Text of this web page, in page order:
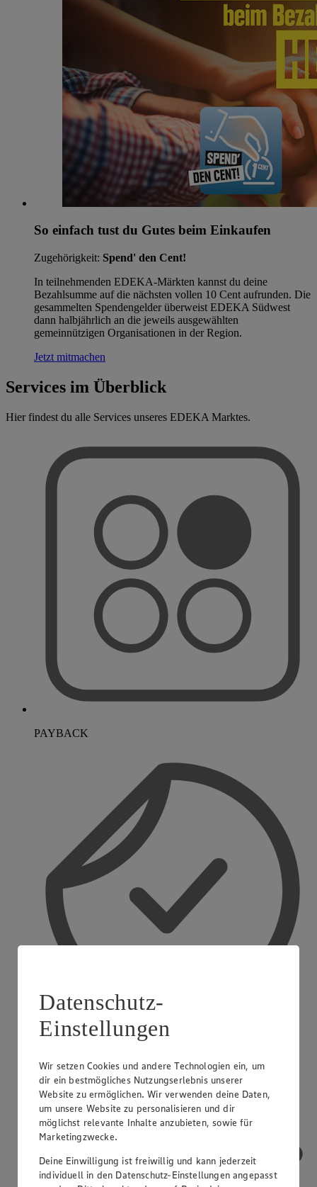
So einfach tust du Gutes beim Einkaufen
Zugehörigkeit: Spend' den Cent!
In teilnehmenden EDEKA-Märkten kannst du deine
Bezahlsumme auf die nächsten vollen 10 Cent aufrunden. Die
gesammelten Spendengelder überweist EDEKA Südwest
dann halbjährlich an die jeweils ausgewählten
gemeinnützigen Organisationen in der Region.
Jetzt mitmachen
Services im Überblick
Hier findest du alle Services unseres EDEKA Marktes.
PAYBACK
Datenschutz-
Einstellungen
Wir setzen Cookies und andere Technologien ein, um
dir ein bestmögliches Nutzungserlebnis unserer
Website zu ermöglichen. Wir verwenden deine Daten,
um unsere Website zu personalisieren und dir
möglichst relevante Inhalte anzubieten, sowie für
Marketingzwecke.
Deine Einwilligung ist freiwillig und kann jederzeit
individuell in den Datenschutz-Einstellungen angepasst